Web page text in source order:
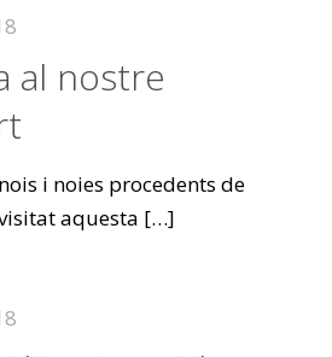
al nostre
i noies procedents de
aquesta […]